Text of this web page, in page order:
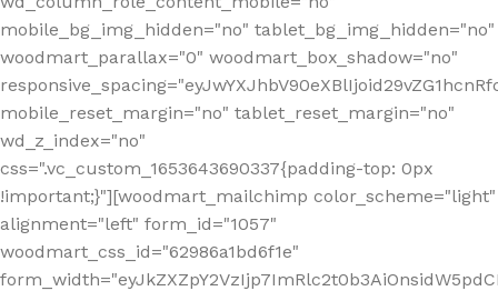
mobile_bg_img_hidden="no" tablet_bg_img_hidden="no"
woodmart_parallax="0" woodmart_box_shadow="no"
mobile_reset_margin="no" tablet_reset_margin="no"
wd_z_index="no"
css=".vc_custom_1653643690337{padding-top: 0px
!important;}"][woodmart_mailchimp color_scheme="light"
alignment="left" form_id="1057"
woodmart_css_id="62986a1bd6f1e"